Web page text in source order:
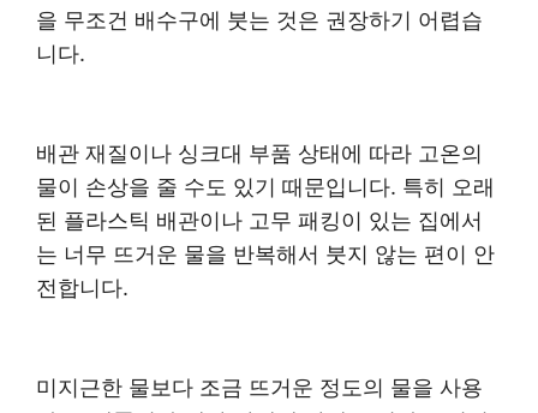
을 무조건 배수구에 붓는 것은 권장하기 어렵습
니다.
배관 재질이나 싱크대 부품 상태에 따라 고온의
물이 손상을 줄 수도 있기 때문입니다. 특히 오래
된 플라스틱 배관이나 고무 패킹이 있는 집에서
는 너무 뜨거운 물을 반복해서 붓지 않는 편이 안
전합니다.
미지근한 물보다 조금 뜨거운 정도의 물을 사용